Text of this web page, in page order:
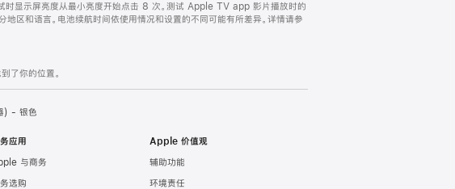
时显示屏亮度从最小亮度开始点击 8 次。测试 Apple TV app 影片播放时的
区和语言。电池续航时间依使用情况和设置的不同可能有所差异。详情请参
了你的位置。
) - 银色
应用
与商务
选购
Apple 价值观
辅助功能
环境责任